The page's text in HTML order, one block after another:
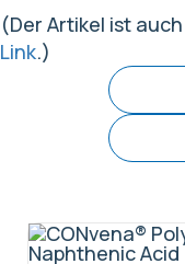
(Der Artikel ist
Link.)